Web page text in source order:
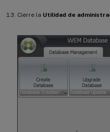
Cierre la Utilidad de